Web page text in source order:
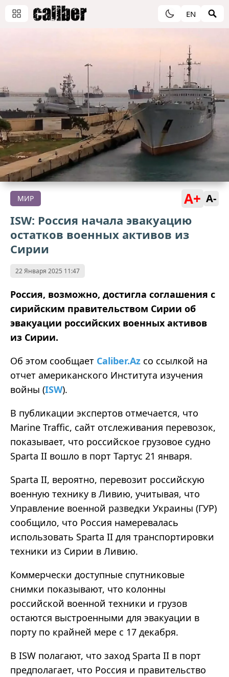
EN
МИР A+ A-
ISW: Россия начала эвакуацию
остатков военных активов из
Сирии
22 Января 2025 11:47
Россия, возможно, достигла соглашения с
сирийским правительством Сирии об
эвакуации российских военных активов
из Сирии.
Об этом сообщает Caliber.Az со ссылкой на
отчет американского Института изучения
войны (ISW).
В публикации экспертов отмечается, что
Marine Traffic, сайт отслеживания перевозок,
показывает, что российское грузовое судно
Sparta II вошло в порт Тартус 21 января.
Sparta II, вероятно, перевозит российскую
военную технику в Ливию, учитывая, что
Управление военной разведки Украины (ГУР)
сообщило, что Россия намеревалась
использовать Sparta II для транспортировки
техники из Сирии в Ливию.
Коммерчески доступные спутниковые
снимки показывают, что колонны
российской военной техники и грузов
остаются выстроенными для эвакуации в
порту по крайней мере с 17 декабря.
В ISW полагают, что заход Sparta II в порт
предполагает, что Россия и правительство